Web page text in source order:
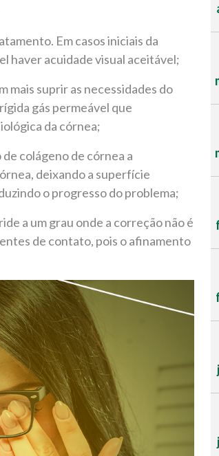
Em casos iniciais da
haver acuidade visual aceitável;
mais suprir as necessidades do
gás permeável que
da córnea;
colágeno de córnea a
deixando a superfície
o progresso do problema;
a um grau onde a correção não é
de contato, pois o afinamento